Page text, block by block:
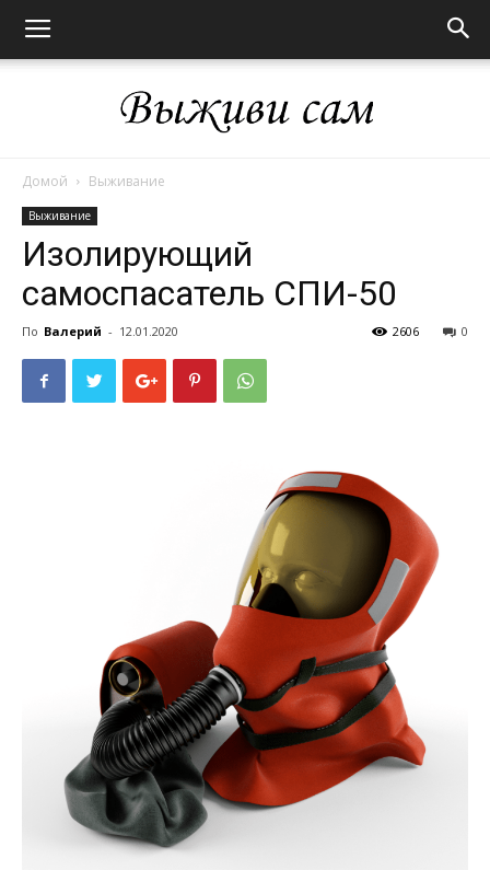
сам
Домой Выживание
Выживание
Изолирующий
самоспасатель СПИ-50
По Валерий - 12.01.2020 0
2606